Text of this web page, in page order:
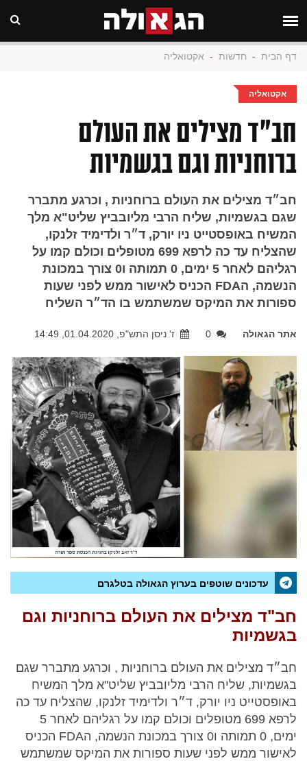
דף הבית - חדשות - אקטואליה
אקטואליה
חב"ד מצילים את העולם
ברוחניות וגם בגשמיות
חב״ד מצילים את העולם ברוחניות , וכרגע מתברר
שגם בגשמיות, שליח הרבי מליובביץ שליט"א מלך
המשיח באופסטייט ניו יורק, ד״ר ולדימיד זלנקו,
שהצליח עד כה לרפא 699 מטופלים וכולם קמו על
רגליהם לאחר 5 ימים, 0 תמותה ו0 צורך במכונת
הנשמה, הFDA הכניס לאישור ממש לפני שעות
ספורות את המיקס שמשתמש בו הד״ר השליח
אתר הגאולה 0 ז' ניסן התש"פ, 01.04.2020, 14:49
עדכונים שוטפים בערוץ הגאולה בטלגרם
חב"ד מצילים את העולם ברוחניות וגם
בגשמיות
חב״ד מצילים את העולם ברוחניות , וכרגע מתברר שגם
בגשמיות, שליח הרבי מליובביץ שליט"א מלך המשיח
באופסטייט ניו יורק, ד״ר ולדימיד זלנקו, שהצליח עד כה
לרפא 699 מטופלים וכולם קמו על רגליהם לאחר 5
ימים, 0 תמותה ו0 צורך במכונת הנשמה, הFDA הכניס
לאישור ממש לפני שעות ספורות את המיקס שמשתמש